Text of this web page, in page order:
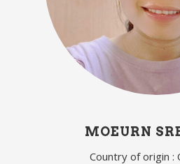
MOEURN
Country of origin :